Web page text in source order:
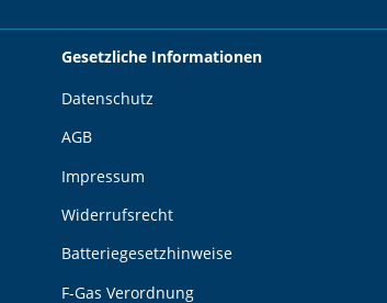
Gesetzliche Informationen
Datenschutz
AGB
Impressum
Widerrufsrecht
Batteriegesetzhinweise
F-Gas Verordnung